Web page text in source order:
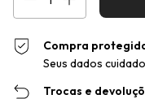
Compra
Seus dados
Trocas e